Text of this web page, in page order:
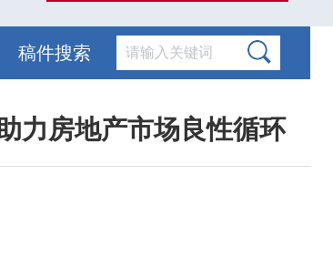
稿件搜索
力房地产市场良性循环